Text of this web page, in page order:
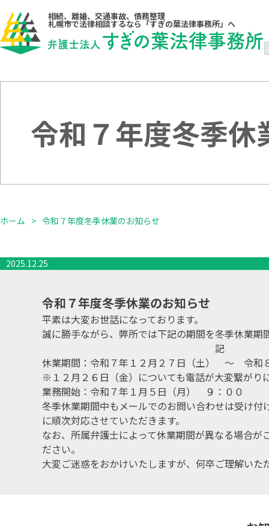
content
相続、離婚、交通事故、債務整理
札幌市で法律相談するなら「すぎの葉法律事務所」へ
令和７年度冬季休
ホーム 令和７年度冬季休業のお知らせ
2025.12.25
令和７年度冬季休業のお知らせ
平素は大変お世話になっております。
誠に勝手ながら、弊所では下記の期間を冬季休業期
記
休業期間：令和７年１２月２７日（土） ～ 令和
※１２月２６日（金）についても電話が大変繋がり
業務開始：令和７年１月５日（月） ９：００
冬季休業期間中もメールでのお問い合わせは受け
に順次対応させていただきます。
なお、所属弁護士によって休業期間が異なる場合
ださい。
大変ご迷惑をおかけいたしますが、何卒ご理解いた